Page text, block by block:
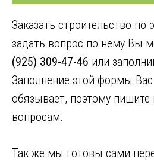
Заказать строительство по
задать вопрос по нему Вы
(925) 309-47-46 или
Заполнение этой формы
обязывает, поэтому
вопросам.
Так же мы готовы сами